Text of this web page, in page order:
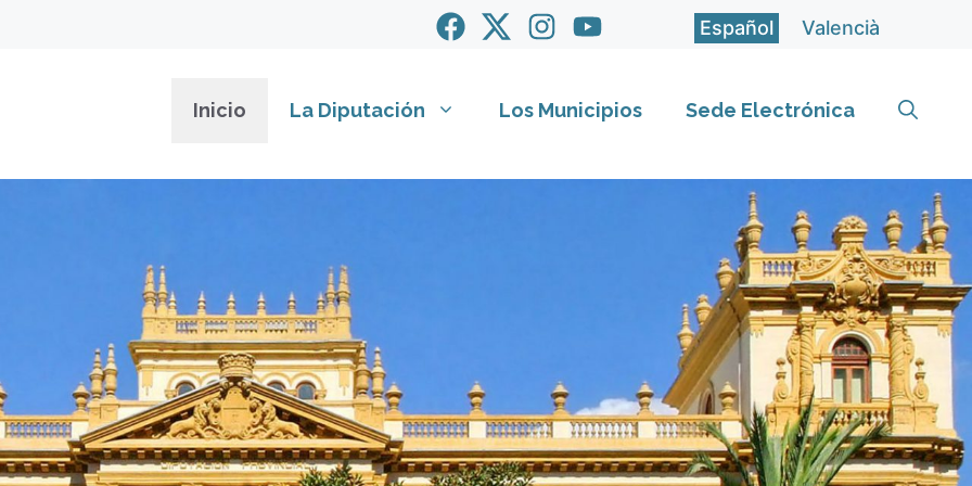
Español Valencià
Inicio La Diputación Los Municipios Sede Electrónica